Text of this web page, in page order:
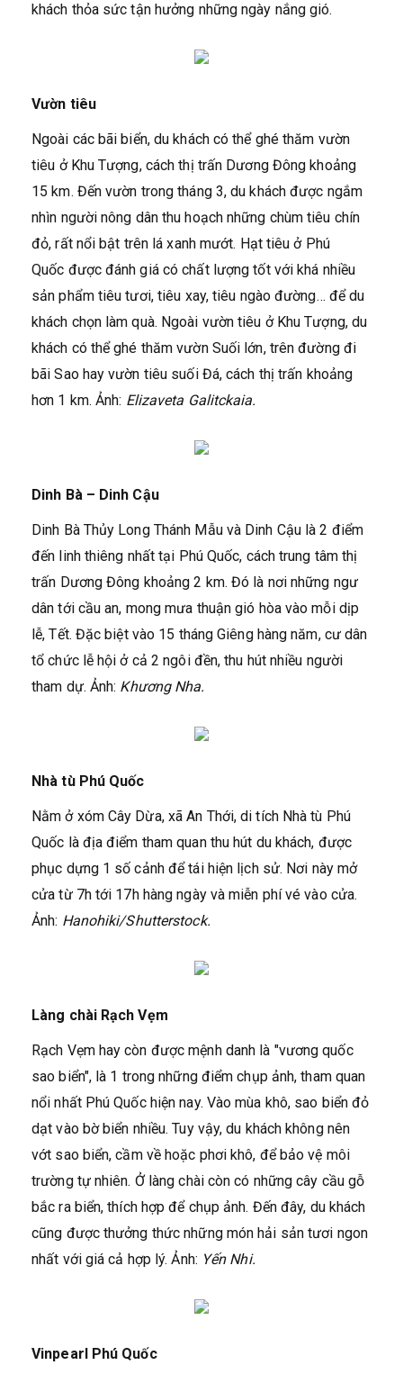
khách thỏa sức tận hưởng những ngày nắng gió.
Vườn tiêu
Ngoài các bãi biển, du khách có thể ghé thăm vườn
tiêu ở Khu Tượng, cách thị trấn Dương Đông khoảng
15 km. Đến vườn trong tháng 3, du khách được ngắm
nhìn người nông dân thu hoạch những chùm tiêu chín
đỏ, rất nổi bật trên lá xanh mướt. Hạt tiêu ở Phú
Quốc được đánh giá có chất lượng tốt với khá nhiều
sản phẩm tiêu tươi, tiêu xay, tiêu ngào đường… để du
khách chọn làm quà. Ngoài vườn tiêu ở Khu Tượng, du
khách có thể ghé thăm vườn Suối lớn, trên đường đi
bãi Sao hay vườn tiêu suối Đá, cách thị trấn khoảng
hơn 1 km. Ảnh: Elizaveta Galitckaia.
Dinh Bà – Dinh Cậu
Dinh Bà Thủy Long Thánh Mẫu và Dinh Cậu là 2 điểm
đến linh thiêng nhất tại Phú Quốc, cách trung tâm thị
trấn Dương Đông khoảng 2 km. Đó là nơi những ngư
dân tới cầu an, mong mưa thuận gió hòa vào mỗi dịp
lễ, Tết. Đặc biệt vào 15 tháng Giêng hàng năm, cư dân
tổ chức lễ hội ở cả 2 ngôi đền, thu hút nhiều người
tham dự. Ảnh: Khương Nha.
Nhà tù Phú Quốc
Nằm ở xóm Cây Dừa, xã An Thới, di tích Nhà tù Phú
Quốc là địa điểm tham quan thu hút du khách, được
phục dựng 1 số cảnh để tái hiện lịch sử. Nơi này mở
cửa từ 7h tới 17h hàng ngày và miễn phí vé vào cửa.
Ảnh: Hanohiki/Shutterstock.
Làng chài Rạch Vẹm
Rạch Vẹm hay còn được mệnh danh là "vương quốc
sao biển", là 1 trong những điểm chụp ảnh, tham quan
nổi nhất Phú Quốc hiện nay. Vào mùa khô, sao biển đỏ
dạt vào bờ biển nhiều. Tuy vậy, du khách không nên
vớt sao biển, cầm về hoặc phơi khô, để bảo vệ môi
trường tự nhiên. Ở làng chài còn có những cây cầu gỗ
bắc ra biển, thích hợp để chụp ảnh. Đến đây, du khách
cũng được thưởng thức những món hải sản tươi ngon
nhất với giá cả hợp lý. Ảnh: Yến Nhi.
Vinpearl Phú Quốc